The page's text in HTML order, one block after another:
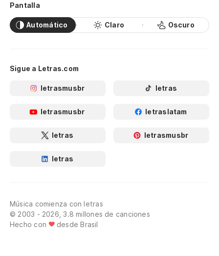
Pantalla
Automático Claro Oscuro
Sigue a Letras.com
letrasmusbr letras
letrasmusbr letraslatam
letras letrasmusbr
letras
Música comienza con letras
© 2003 - 2026, 3.8 millones de canciones
Hecho con
desde Brasil